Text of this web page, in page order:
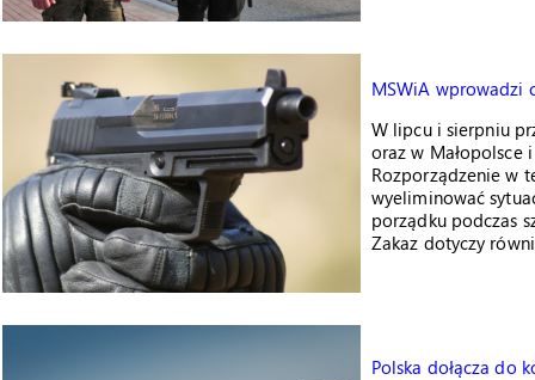
MSWiA wprowadzi
W lipcu i sierpniu
oraz w Małopolsce
Rozporządzenie w
wyeliminować
porządku podczas
Zakaz dotyczy
Polska dołącza do